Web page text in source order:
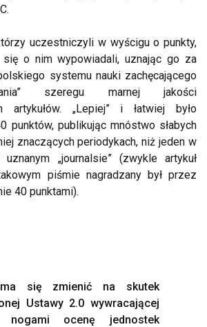
uczestniczyli w wyścigu o punkty,
o nim wypowiadali, uznając go za
systemu nauki zachęcającego
szeregu marnej jakości
artykułów. „Lepiej” i łatwiej było
punktów, publikując mnóstwo słabych
znaczących periodykach, niż jeden w
uznanym „journalsie” (zwykle artykuł
piśmie nagradzany był przez
40 punktami).
się zmienić na skutek
Ustawy 2.0 wywracającej
ocenę jednostek